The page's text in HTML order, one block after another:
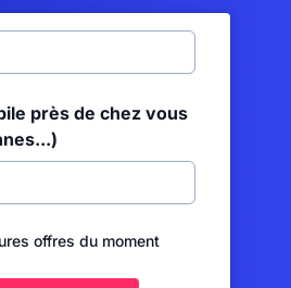
près de chez vous
offres du moment